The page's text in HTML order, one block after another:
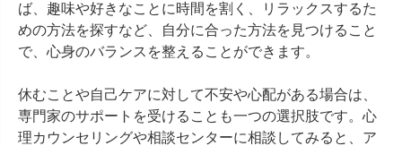
ば、趣味や好きなことに時間を割く、リラックスするた
めの方法を探すなど、自分に合った方法を見つけること
で、心身のバランスを整えることができます。
休むことや自己ケアに対して不安や心配がある場合は、
専門家のサポートを受けることも一つの選択肢です。心
理カウンセリングや相談センターに相談してみると、ア